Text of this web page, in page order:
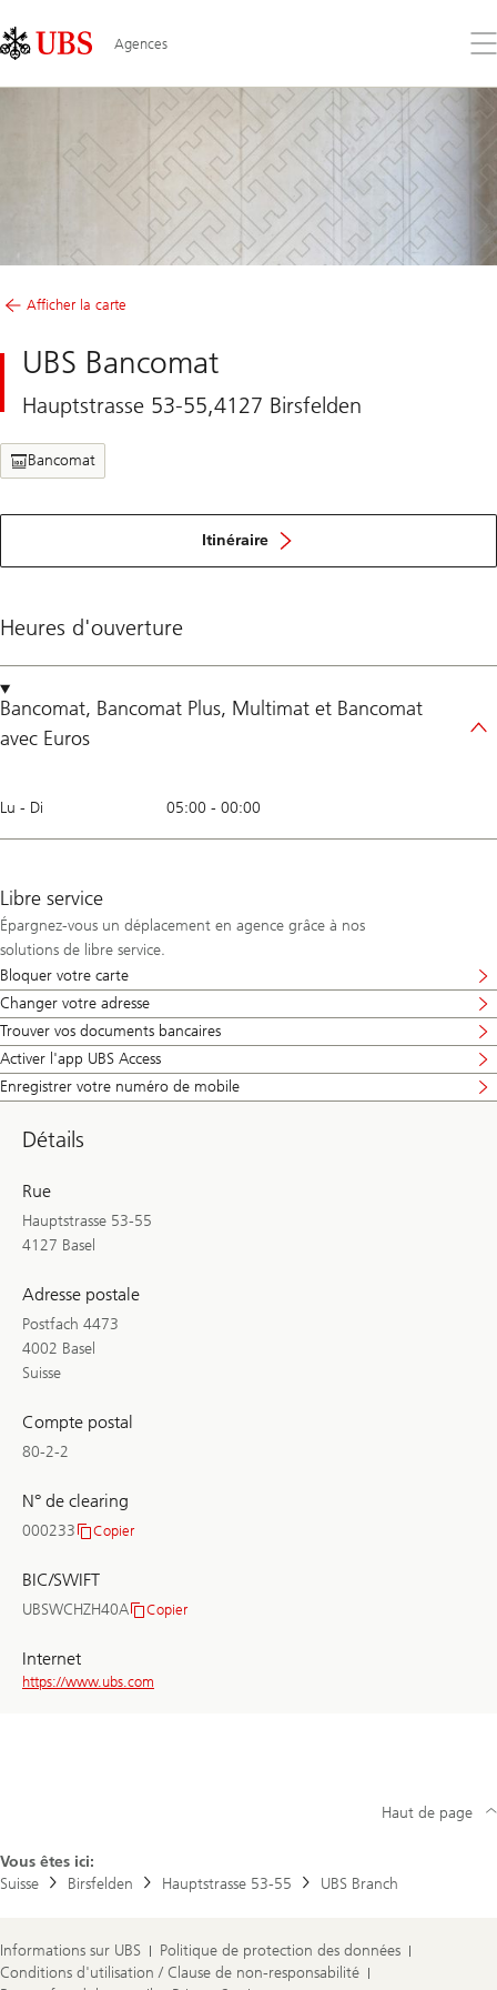
Links
Area
Agences
le
Afficher la carte
UBS Bancomat
Hauptstrasse 53-55,4127 Birsfelden
Bancomat
Itinéraire
Heures d'ouverture
Bancomat, Bancomat Plus, Multimat et Bancomat
avec Euros
Lu - Di 05:00 - 00:00
Libre service
Épargnez-vous un déplacement en agence grâce à nos
solutions de libre service.
Bloquer votre carte
Changer votre adresse
Trouver vos documents bancaires
Activer l'app UBS Access
Enregistrer votre numéro de mobile
Détails
Rue
Hauptstrasse 53-55
4127 Basel
Adresse postale
Postfach 4473
4002 Basel
Suisse
Compte postal
80-2-2
N° de clearing
000233
Copier
BIC/SWIFT
UBSWCHZH40A
Copier
Internet
https://www.ubs.com
Vous êtes ici:
Suisse
Birsfelden Hauptstrasse 53-55 UBS Branch
Haut de page
Informations sur UBS
Politique de protection des données
Conditions d'utilisation / Clause de non-responsabilité